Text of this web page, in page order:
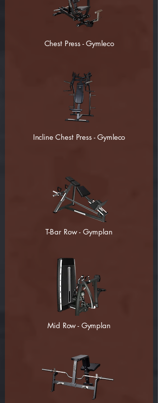
Chest Press - Gymleco
Incline Chest Press - Gymleco
T-Bar Row - Gymplan
Mid Row - Gymplan